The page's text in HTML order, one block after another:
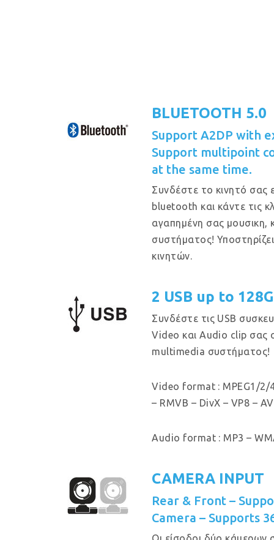
BLUETOOTH 5.0
Support A2DP with
Support multipoint
at the same time.
Συνδέστε το κινητό σας
bluetooth και κάντε τις
αγαπημένη σας
συστήματος!
κινητών.
2 USB up to
Συνδέστε τις USB
Video και Audio clip σας
multimedia συστήματος!
Video format : MPEG1/2/
– RMVB – DivX – VP8 –
Audio format : MP3 –
CAMERA INPUT
Rear & Front –
Camera – Supports